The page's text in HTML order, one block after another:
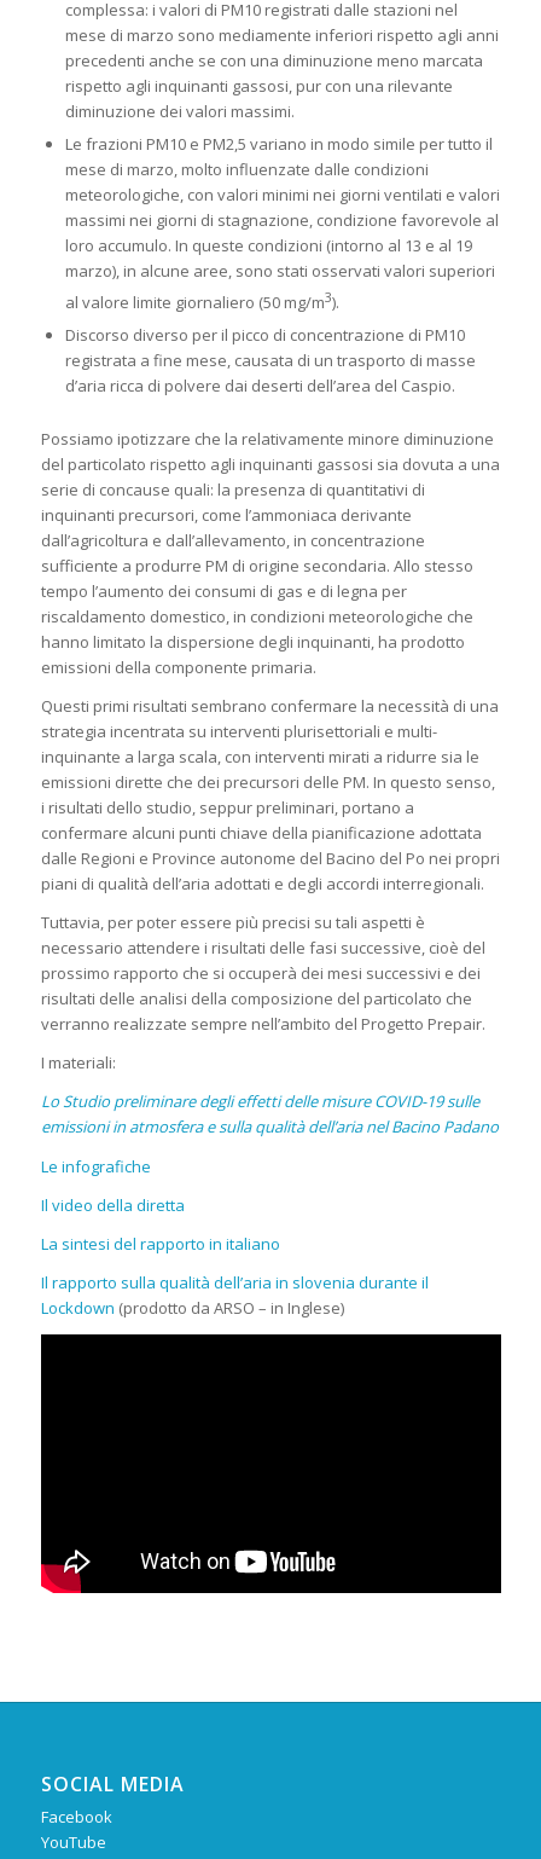
complessa: i valori di PM10 registrati dalle stazioni nel
mese di marzo sono mediamente inferiori rispetto agli anni
precedenti anche se con una diminuzione meno marcata
rispetto agli inquinanti gassosi, pur con una rilevante
diminuzione dei valori massimi.
Le frazioni PM10 e PM2,5 variano in modo simile per tutto il
mese di marzo, molto influenzate dalle condizioni
meteorologiche, con valori minimi nei giorni ventilati e valori
massimi nei giorni di stagnazione, condizione favorevole al
loro accumulo. In queste condizioni (intorno al 13 e al 19
marzo), in alcune aree, sono stati osservati valori superiori
al valore limite giornaliero (50 mg/m3).
Discorso diverso per il picco di concentrazione di PM10
registrata a fine mese, causata di un trasporto di masse
d’aria ricca di polvere dai deserti dell’area del Caspio.
Possiamo ipotizzare che la relativamente minore diminuzione
del particolato rispetto agli inquinanti gassosi sia dovuta a una
serie di concause quali: la presenza di quantitativi di
inquinanti precursori, come l’ammoniaca derivante
dall’agricoltura e dall’allevamento, in concentrazione
sufficiente a produrre PM di origine secondaria. Allo stesso
tempo l’aumento dei consumi di gas e di legna per
riscaldamento domestico, in condizioni meteorologiche che
hanno limitato la dispersione degli inquinanti, ha prodotto
emissioni della componente primaria.
Questi primi risultati sembrano confermare la necessità di una
strategia incentrata su interventi plurisettoriali e multi-
inquinante a larga scala, con interventi mirati a ridurre sia le
emissioni dirette che dei precursori delle PM. In questo senso,
i risultati dello studio, seppur preliminari, portano a
confermare alcuni punti chiave della pianificazione adottata
dalle Regioni e Province autonome del Bacino del Po nei propri
piani di qualità dell’aria adottati e degli accordi interregionali.
Tuttavia, per poter essere più precisi su tali aspetti è
necessario attendere i risultati delle fasi successive, cioè del
prossimo rapporto che si occuperà dei mesi successivi e dei
risultati delle analisi della composizione del particolato che
verranno realizzate sempre nell’ambito del Progetto Prepair.
I materiali:
Lo Studio preliminare degli effetti delle misure COVID-19 sulle
emissioni in atmosfera e sulla qualità dell’aria nel Bacino Padano
Le infografiche
Il video della diretta
La sintesi del rapporto in italiano
Il rapporto sulla qualità dell’aria in slovenia durante il
Lockdown (prodotto da ARSO – in Inglese)
SOCIAL MEDIA
Facebook
YouTube